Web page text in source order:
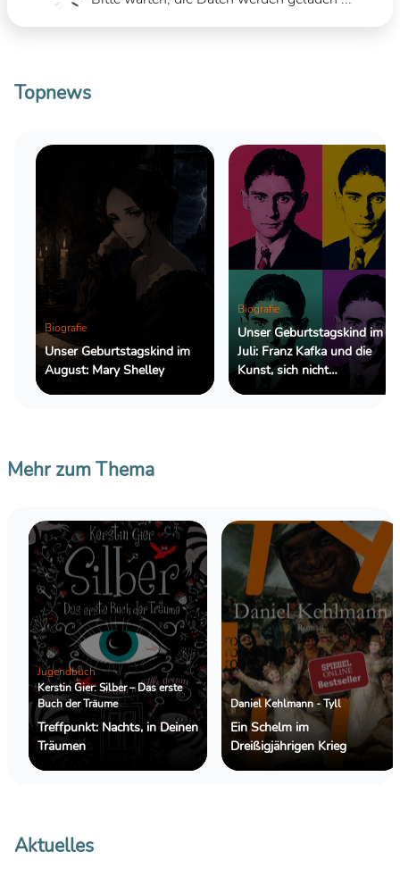
Topnews
Biografie
Unser Geburtstagskind im
August: Mary Shelley
Biografie
Unser Geburtstagskind im
Juli: Franz Kafka und die
Kunst, sich nicht
zurechtzufinden
Mehr zum Thema
Jugendbuch
Kerstin Gier: Silber – Das erste
Buch der Träume
Treffpunkt: Nachts, in Deinen
Träumen
Daniel Kehlmann - Tyll
Ein Schelm im
Dreißigjährigen Krieg
Aktuelles